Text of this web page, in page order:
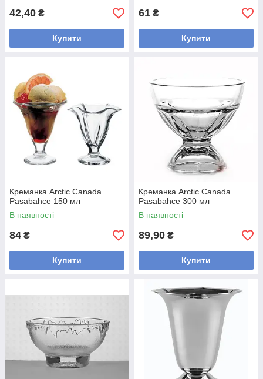
42,40 ₴
Купити
61 ₴
Купити
Креманка Arctic Canada
Pasabahce 150 мл
В наявності
84 ₴
Купити
Креманка Arctic Canada
Pasabahce 300 мл
В наявності
89,90 ₴
Купити